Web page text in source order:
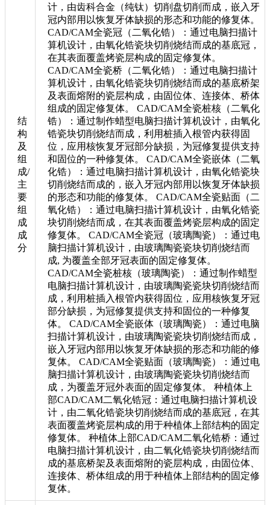
结
构
及
组
成/
主
要
组
成
成
分
计，由齿科合金（纯钛）切削盘切削而成，嵌入牙
冠内部用以恢复牙体缺损的形态和功能的修复体。
CAD/CAM全瓷冠（二氧化锆）：通过电脑扫描计
算机设计，由氧化锆瓷块切削烧结而成的基底冠，
在其表面覆盖烤瓷层构成的固定修复体。
CAD/CAM全瓷桥（二氧化锆）：通过电脑扫描计
算机设计，由氧化锆瓷块切削烧结而成的基底桥架
及表面熔附的瓷层构成，由固位体、连接体、桥体
组成的固定修复体。 CAD/CAM全瓷桩核（二氧化
锆）：通过制作蜡型电脑扫描计算机设计，由氧化
锆瓷块切削烧结而成，利用桩插入根管内获得固
位，应用核恢复牙冠部分缺损，为冠修复提供支持
和固位的一种修复体。 CAD/CAM全瓷嵌体（二氧
化锆）：通过电脑扫描计算机设计，由氧化锆瓷块
切削烧结而成的，嵌入牙冠内部用以恢复牙体缺损
的形态和功能的修复体。 CAD/CAM全瓷贴面（二
氧化锆）：通过电脑扫描计算机设计，由氧化锆瓷
块切削烧结而成，在其表面覆盖烤瓷层构成的固定
修复体。 CAD/CAM全瓷冠（玻璃陶瓷）：通过电
脑扫描计算机设计，由玻璃陶瓷瓷块切削烧结而
成, 为覆盖全部牙冠表面的固定修复体。
CAD/CAM全瓷桩核（玻璃陶瓷）：通过制作蜡型
电脑扫描计算机设计，由玻璃陶瓷瓷块切削烧结而
成，利用桩插入根管内获得固位，应用核恢复牙冠
部分缺损，为冠修复提供支持和固位的一种修复
体。 CAD/CAM全瓷嵌体（玻璃陶瓷）：通过电脑
扫描计算机设计，由玻璃陶瓷瓷块切削烧结而成，
嵌入牙冠内部用以恢复牙体缺损的形态和功能的修
复体。 CAD/CAM全瓷贴面（玻璃陶瓷）：通过电
脑扫描计算机设计，由玻璃陶瓷瓷块切削烧结而
成，为覆盖牙冠外表面的固定修复体。 种植体上
部CAD/CAM二氧化锆冠：通过电脑扫描计算机设
计，由二氧化锆瓷块切削烧结而成的基底冠，在其
表面覆盖烤瓷层构成的用于种植体上部结构的固定
修复体。 种植体上部CAD/CAM二氧化锆桥：通过
电脑扫描计算机设计，由二氧化锆瓷块切削烧结而
成的基底桥架及表面熔附的瓷层构成，由固位体、
连接体、桥体组成的用于种植体上部结构的固定修
复体。